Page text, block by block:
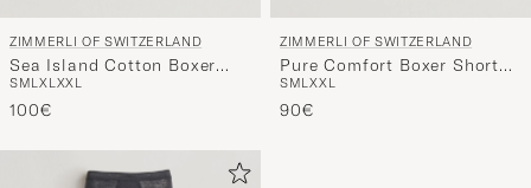
ZIMMERLI OF SWITZERLAND
Sea Island Cotton Boxer
Briefs Navy
SMLXLXXL
100€
ZIMMERLI OF SWITZERLAND
Pure Comfort Boxer Shorts
Navy
SMLXXL
90€